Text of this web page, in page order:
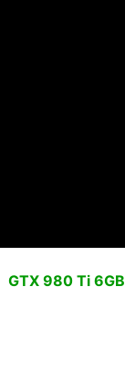
GTX 980 Ti 6GB